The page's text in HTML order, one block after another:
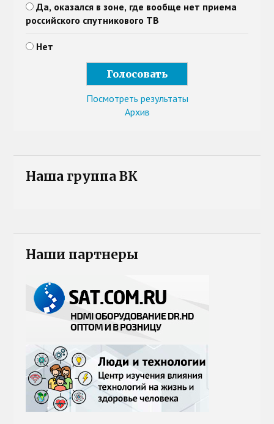
Да, оказался в зоне, где вообще нет приема
российского спутникового ТВ
Нет
Посмотреть результаты
Архив
Наша группа ВК
Наши партнеры